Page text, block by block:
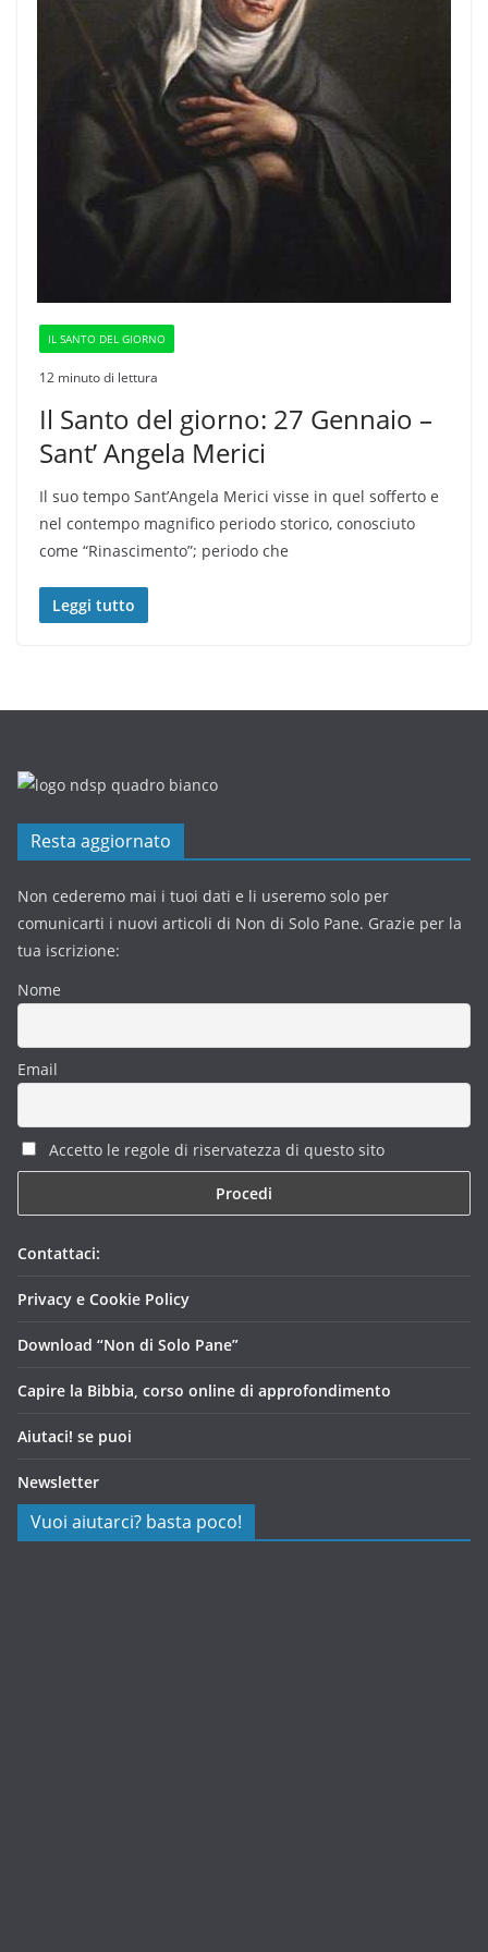
IL SANTO DEL GIORNO
12 minuto di lettura
Il Santo del giorno: 27 Gennaio –
Sant’ Angela Merici
Il suo tempo Sant’Angela Merici visse in quel sofferto e
nel contempo magnifico periodo storico, conosciuto
come “Rinascimento”; periodo che
Leggi tutto
Resta aggiornato
Non cederemo mai i tuoi dati e li useremo solo per
comunicarti i nuovi articoli di Non di Solo Pane. Grazie per la
tua iscrizione:
Nome
Email
Accetto le regole di riservatezza di questo sito
Contattaci:
Privacy e Cookie Policy
Download “Non di Solo Pane”
Capire la Bibbia, corso online di approfondimento
Aiutaci! se puoi
Newsletter
Vuoi aiutarci? basta poco!